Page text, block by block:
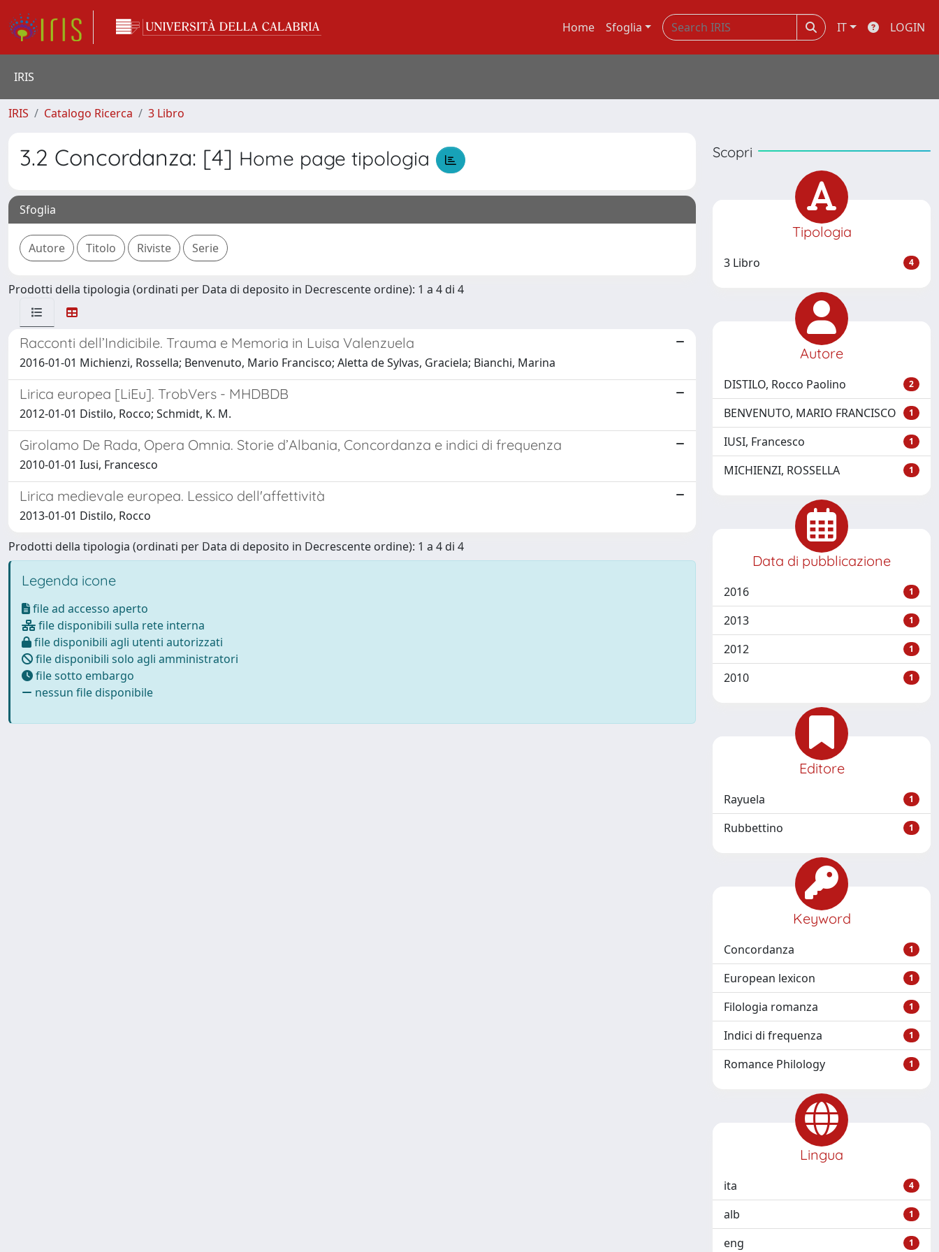
Home Sfoglia IT LOGIN
IRIS
IRIS Catalogo Ricerca 3 Libro
3.2 Concordanza: [4] Home page tipologia
Sfoglia
Prodotti della tipologia (ordinati per Data di deposito in Decrescente ordine): 1 a 4 di 4
Racconti dell’Indicibile. Trauma e Memoria in Luisa Valenzuela
2016-01-01 Michienzi, Rossella; Benvenuto, Mario Francisco; Aletta de Sylvas, Graciela; Bianchi, Marina
Lirica europea [LiEu]. TrobVers - MHDBDB
2012-01-01 Distilo, Rocco; Schmidt, K. M.
Girolamo De Rada, Opera Omnia. Storie d’Albania, Concordanza e indici di frequenza
2010-01-01 Iusi, Francesco
Lirica medievale europea. Lessico dell'affettività
2013-01-01 Distilo, Rocco
Prodotti della tipologia (ordinati per Data di deposito in Decrescente ordine): 1 a 4 di 4
Legenda icone
file ad accesso aperto
file disponibili sulla rete interna
file disponibili agli utenti autorizzati
file disponibili solo agli amministratori
file sotto embargo
nessun file disponibile
Scopri
Tipologia
3 Libro 4
Autore
DISTILO, Rocco Paolino 2
BENVENUTO, MARIO FRANCISCO 1
IUSI, Francesco 1
MICHIENZI, ROSSELLA 1
Data di pubblicazione
2016 1
2013 1
2012 1
2010 1
Editore
Rayuela 1
Rubbettino 1
Keyword
Concordanza 1
European lexicon 1
Filologia romanza 1
Indici di frequenza 1
Romance Philology 1
Lingua
ita 4
alb 1
eng 1